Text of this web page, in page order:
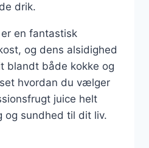
drik.
en fantastisk
og dens alsidighed
blandt både kokke og
hvordan du vælger
juice helt
og sundhed til dit liv.